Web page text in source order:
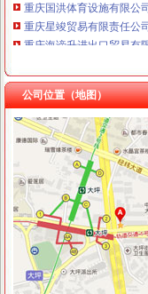
重庆星竣贸易有限责任公
重庆海谛升进出口贸易有
重庆奕欣锦诚商贸有限公
重庆信同广告有限公司 渝
重庆三虹房地产营销策划
重庆宝鹰汽车销售有限公
公司位置（地图）
工商动态
全市代理注销分公司区县
北碚局代理注销分公司缙
永川区出台实施品牌战略
巴南局“三个加”代办注销